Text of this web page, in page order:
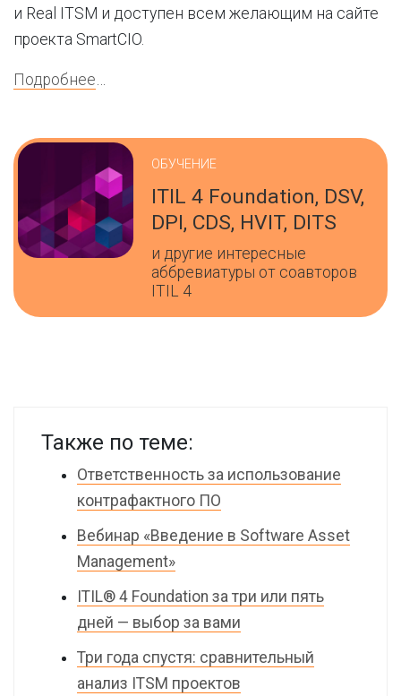
и Real ITSM и доступен всем желающим на сайте
проекта SmartCIO.
Подробнее…
ОБУЧЕНИЕ
ITIL 4 Foundation, DSV,
DPI, CDS, HVIT, DITS
и другие интересные
аббревиатуры от соавторов
ITIL 4
Также по теме:
Ответственность за использование
контрафактного ПО
Вебинар «Введение в Software Asset
Management»
ITIL® 4 Foundation за три или пять
дней — выбор за вами
Три года спустя: сравнительный
анализ ITSM проектов